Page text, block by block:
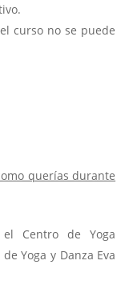
curso no se puede
querías durante
Centro de Yoga
Yoga y Danza Eva